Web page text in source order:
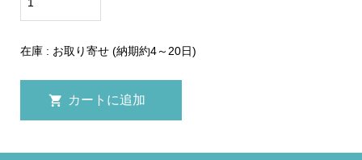
在庫 : お取り寄せ (納期約4～20日)